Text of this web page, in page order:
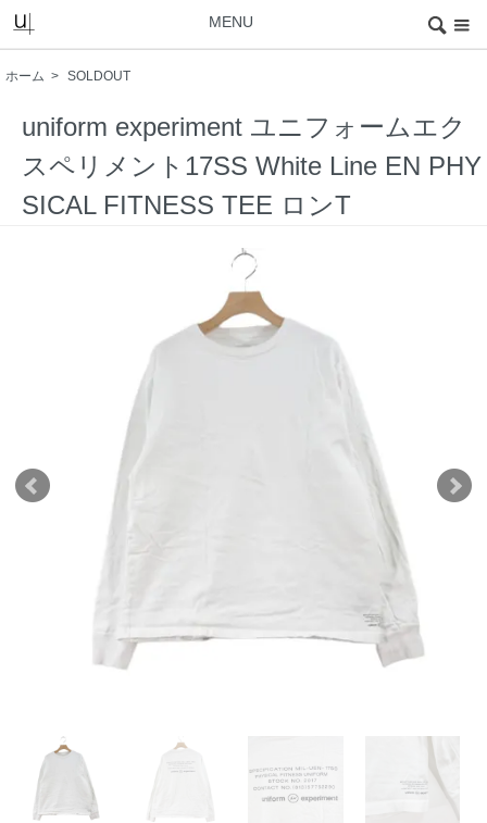
MENU
ホーム > SOLDOUT
uniform experiment ユニフォームエク
スペリメント17SS White Line EN PHY
SICAL FITNESS TEE ロンT